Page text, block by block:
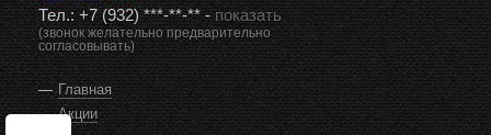
Тел.:+7 (932) ***-**-**-показать
(звонок желательно предварительно
согласовывать)
Главная
Акции